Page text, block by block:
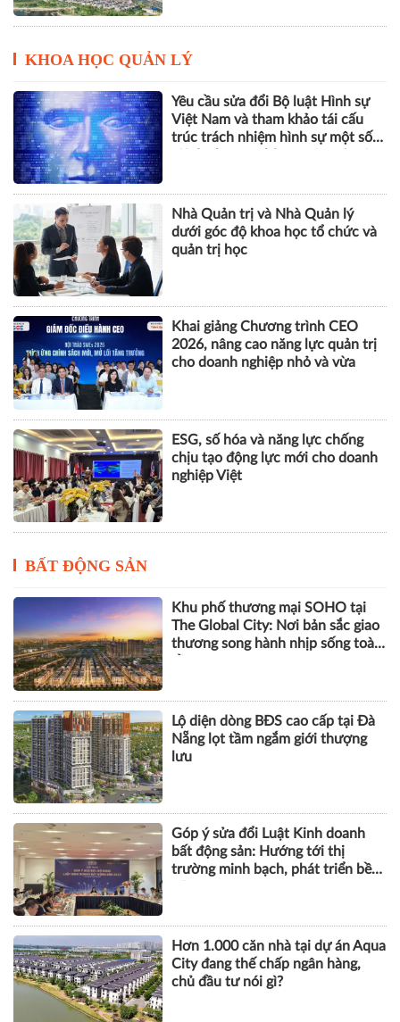
KHOA HỌC QUẢN LÝ
Yêu cầu sửa đổi Bộ luật Hình sự
Việt Nam và tham khảo tái cấu
trúc trách nhiệm hình sự một số
Nhà Quản trị và Nhà Quản lý
dưới góc độ khoa học tổ chức và
quản trị học
Khai giảng Chương trình CEO
2026, nâng cao năng lực quản trị
cho doanh nghiệp nhỏ và vừa
ESG, số hóa và năng lực chống
chịu tạo động lực mới cho doanh
nghiệp Việt
BẤT ĐỘNG SẢN
Khu phố thương mại SOHO tại
The Global City: Nơi bản sắc giao
thương song hành nhịp sống toàn
Lộ diện dòng BĐS cao cấp tại Đà
Nẵng lọt tầm ngắm giới thượng
lưu
Góp ý sửa đổi Luật Kinh doanh
bất động sản: Hướng tới thị
trường minh bạch, phát triển bền
Hơn 1.000 căn nhà tại dự án Aqua
City đang thế chấp ngân hàng,
chủ đầu tư nói gì?